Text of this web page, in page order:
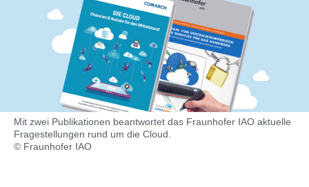
Mit zwei Publikationen beantwortet das Fraunhofer IAO aktuelle
Fragestellungen rund um die Cloud.
© Fraunhofer IAO